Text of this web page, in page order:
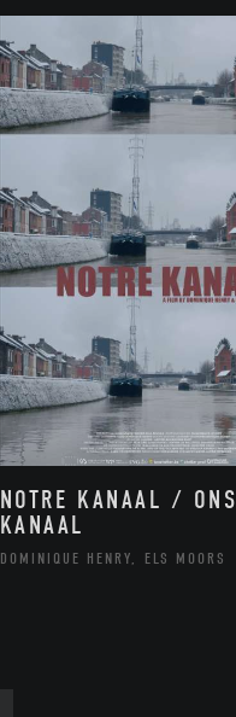
NOTRE KANAAL / ONS
KANAAL
DOMINIQUE HENRY, ELS MOORS